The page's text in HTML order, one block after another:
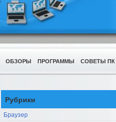
ОБЗОРЫ ПРОГРАММЫ СОВЕТЫ ПК
Рубрики
Браузер